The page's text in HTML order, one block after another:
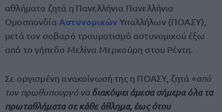
αθλήματα ζητά η Πανελλήνια Πανελλήνια
Ομοσπονδία ΑστυνομικώνΥπαλλήλων (ΠΟΑΣΥ),
μετά τον σοβαρό τραυματισμό αστυνομικού έξω
από το γήπεδο Μελίνα Μερκούρη στου Ρέντη.
Σε οργισμένη ανακοίνωσή της η ΠΟΑΣΥ, ζητά «από
τον πρωθυπουργό ναδιακόψει άμεσα σήμερα όλα τα
πρωταθλήματα σε κάθε άθλημα, έως ότου